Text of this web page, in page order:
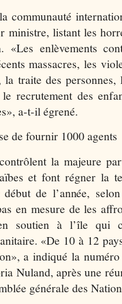
communauté
ministre, listant les
«Les enlèvements
massacres, les
la traite des
recrutement des
a-t-il égrené.
de fournir 1000 agents
la majeure
et font régner la
de l’année,
en mesure de les
soutien à l’île qui
«De 10 à 12
a indiqué la
Nuland, après une
générale des